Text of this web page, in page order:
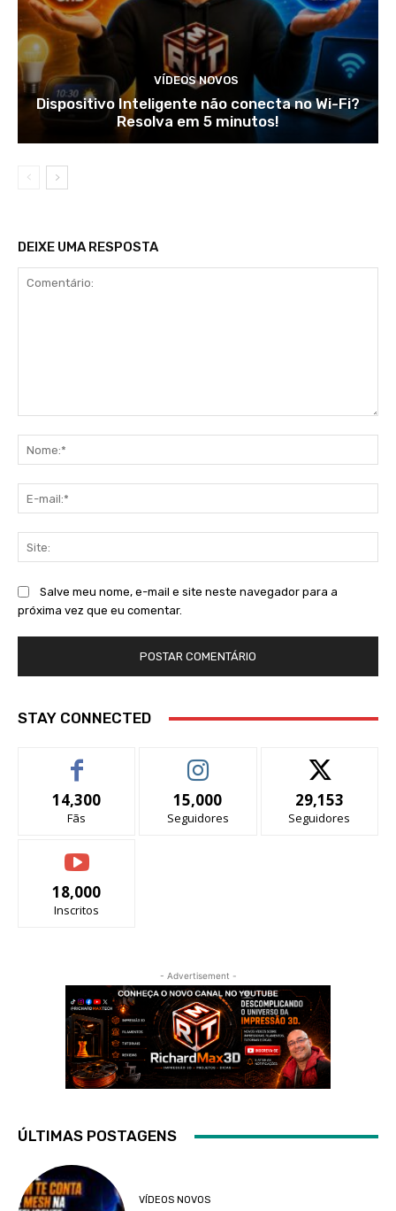
VÍDEOS NOVOS
Dispositivo Inteligente não conecta no Wi-Fi?
Resolva em 5 minutos!
DEIXE UMA RESPOSTA
Salve meu nome, e-mail e site neste navegador para a
próxima vez que eu comentar.
STAY CONNECTED
14,300
Fãs
15,000
Seguidores
29,153
Seguidores
18,000
Inscritos
- Advertisement -
ÚLTIMAS POSTAGENS
VÍDEOS NOVOS